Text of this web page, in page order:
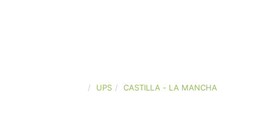
UPS CASTILLA - LA MANCHA